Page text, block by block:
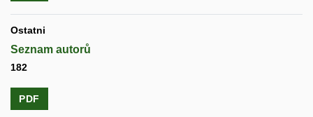
Ostatni
Seznam autorů
182
PDF